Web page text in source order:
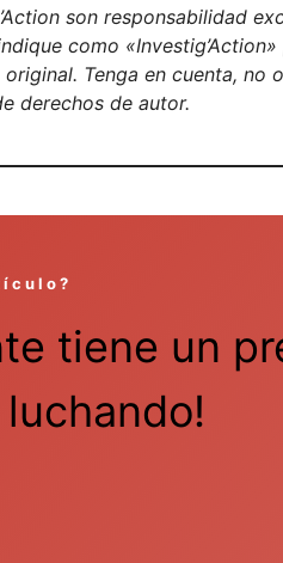
son responsabilidad
como «Investig’Action»
Tenga en cuenta, no
derechos de autor.
tiene un